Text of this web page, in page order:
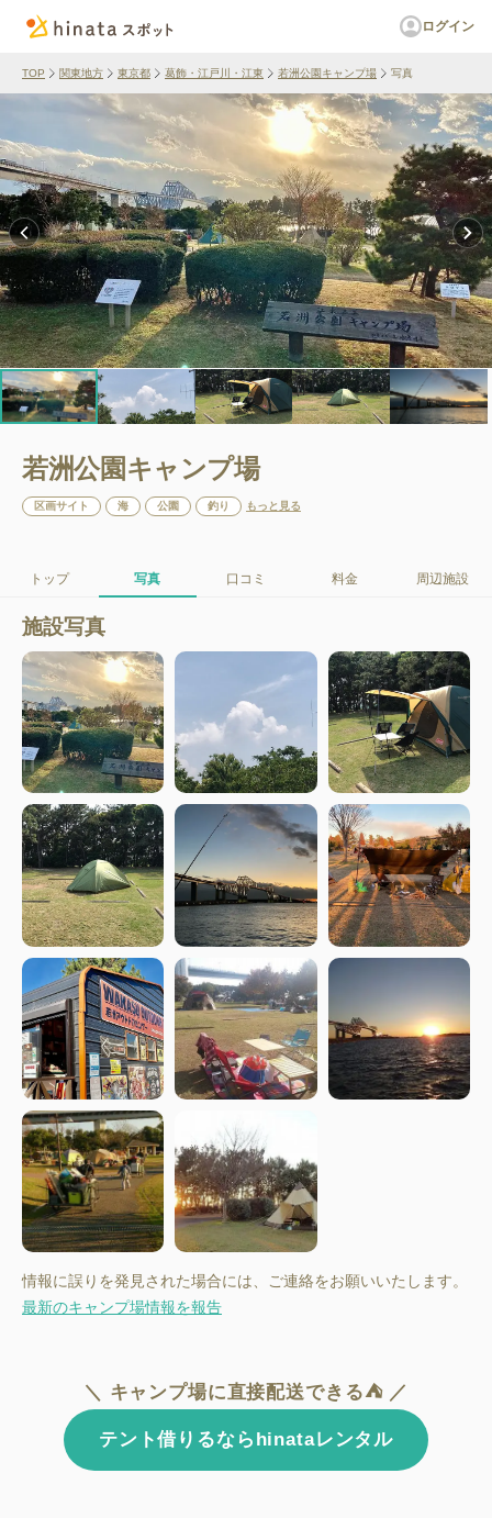
ログイン
TOP 関東地方 東京都 葛飾・江戸川・江東 若洲公園キャンプ場 写真
若洲公園キャンプ場
区画サイト 海 公園 釣り もっと見る
トップ 写真 口コミ 料金 周辺施設
施設写真
情報に誤りを発見された場合には、ご連絡をお願いいたします。
最新のキャンプ場情報を報告
＼ キャンプ場に直接配送できる⛺ ／
テント借りるならhinataレンタル